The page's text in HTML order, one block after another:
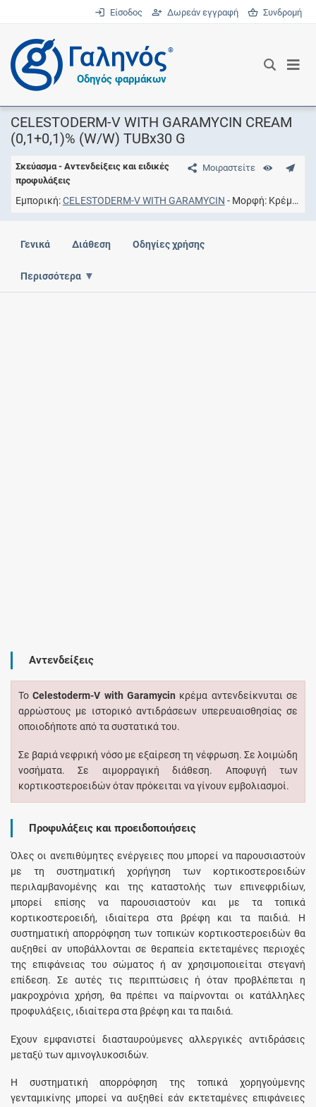
Είσοδος Δωρεάν εγγραφή Συνδρομή
®
Οδηγός φαρμάκων
CELESTODERM-V WITH GARAMYCIN CREAM
(0,1+0,1)% (W/W) TUBx30 G
Μοιραστείτε
Σκεύασμα - Αντενδείξεις και ειδικές
προφυλάξεις
Εμπορική CELESTODERM-V WITH GARAMYCIN Μορφή Kρέμα εξωτερικής χρήσης
Γενικά Διάθεση Οδηγίες χρήσης
Περισσότερα
Αντενδείξεις
ΤοCelestoderm-V with Garamycin κρέμα αντενδείκνυται σε
αρρώστους με ιστορικό αντιδράσεων υπερευαισθησίας σε
οποιοδήποτε από τα συστατικά του.
Σε βαριά νεφρική νόσο με εξαίρεση τη νέφρωση. Σε λοιμώδη
νοσήματα. Σε αιμορραγική διάθεση. Αποφυγή των
κορτικοστεροειδών όταν πρόκειται να γίνουν εμβολιασμοί.
Προφυλάξεις και προειδοποιήσεις
Όλες οι ανεπιθύμητες ενέργειες που μπορεί να παρουσιαστούν
με τη συστηματική χορήγηση των κορτικοστεροειδών
περιλαμβανομένης και της καταστολής των επινεφριδίων,
μπορεί επίσης να παρουσιαστούν και με τα τοπικά
κορτικοστεροειδή, ιδιαίτερα στα βρέφη και τα παιδιά. Η
συστηματική απορρόφηση των τοπικών κορτικοστεροειδών θα
αυξηθεί αν υποβάλλονται σε θεραπεία εκτεταμένες περιοχές
της επιφάνειας του σώματος ή αν χρησιμοποιείται στεγανή
επίδεση. Σε αυτές τις περιπτώσεις ή όταν προβλέπεται η
μακροχρόνια χρήση, θα πρέπει να παίρνονται οι κατάλληλες
προφυλάξεις, ιδιαίτερα στα βρέφη και τα παιδιά.
Έχουν εμφανιστεί διασταυρούμενες αλλεργικές αντιδράσεις
μεταξύ των αμινογλυκοσιδών.
Η συστηματική απορρόφηση της τοπικά χορηγούμενης
γενταμικίνης μπορεί να αυξηθεί εάν εκτεταμένες επιφάνειες